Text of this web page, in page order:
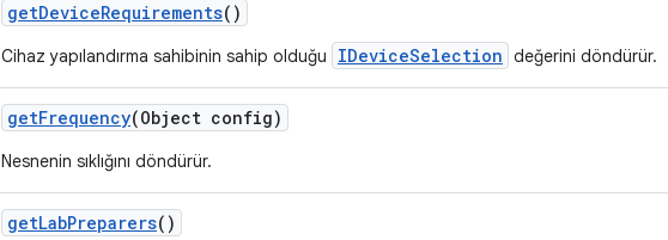
getDeviceRequirements()
Cihaz yapılandırma sahibinin sahip olduğu IDeviceSelection değerini döndürür.
getFrequency(Object config)
Nesnenin sıklığını döndürür.
getLabPreparers()